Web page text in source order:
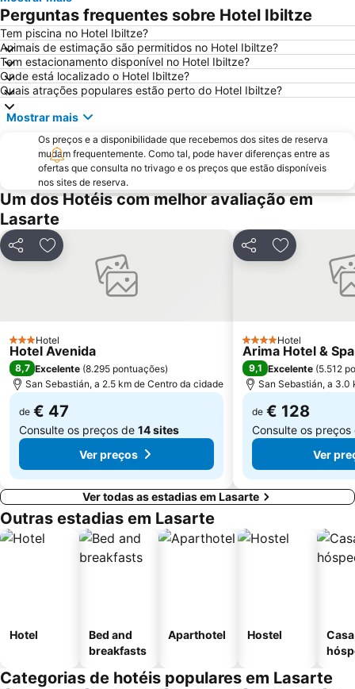
Gare Saint Jean de Luz-Ciboure
Aiete
Playa de Monte Igeldo
Acuario de San Sebastián
Egia
Zarautz
Puntalea
Palacio de Aiete
Termas La Perla
Le Petit Train de La Rhune
Riberas de Loyola
Gros
Ategorrieta-Ulia
Altza
Alarde
Zimizarga
La Grande Plage
Igeldo
Mendelu
Gare d'Hendaye
Hendaiako Hondartza
Basílica de San Ignacio de Loiola
Igreja de São João Batista
Perguntas frequentes sobre Hotel Ibiltze
Tem piscina no Hotel Ibiltze?
Animais de estimação são permitidos no Hotel Ibiltze?
Tem estacionamento disponível no Hotel Ibiltze?
Onde está localizado o Hotel Ibiltze?
Quais atrações populares estão perto do Hotel Ibiltze?
Mostrar mais
Os preços e a disponibilidade que recebemos dos sites de reserva
mudam frequentemente. Como tal, pode haver diferenças entre as
ofertas que consulta no trivago e os preços que estão disponíveis
nos sites de reserva.
Um dos Hotéis com melhor avaliação em
Lasarte
PartilharAdicionar aos favoritos
3 Estrelas
Hotel
Hotel Avenida
8,7 Excelente (8.295 pontuações)
San Sebastián, a 2.5 km de Centro da cidade
de € 47
Consulte os preços de 14 sites
Ver preços
PartilharAdicionar
4 Estrelas
Hotel
Arima Hotel & Spa
9,1 Excelente (5.512
San Sebastián, a 3.0
de € 128
Consulte os
Ver
Ver todas as estadias em Lasarte
Outras estadias em Lasarte
Hotel
Bed and
breakfasts
Aparthotel Hostel
Categorias de hotéis populares em Lasarte